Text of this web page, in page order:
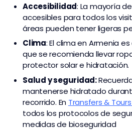
Accesibilidad: La mayoría
accesibles para todos los
áreas pueden tener ligeras
Clima: El clima en Armenia
que se recomienda llevar
protector solar e hidratación.
Salud y seguridad:
mantenerse hidratado
recorrido. En Transfers &
todos los protocolos de
medidas de bioseguridad